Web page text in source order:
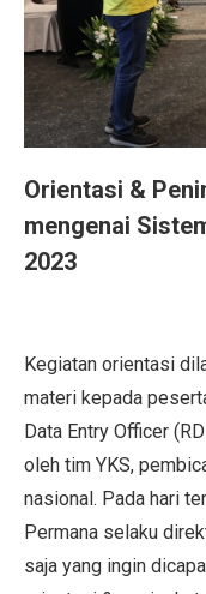
Orientasi &
mengenai
2023
Kegiatan orientasi
materi kepada
Data Entry Officer
oleh tim YKS,
nasional. Pada hari
Permana selaku
saja yang ingin